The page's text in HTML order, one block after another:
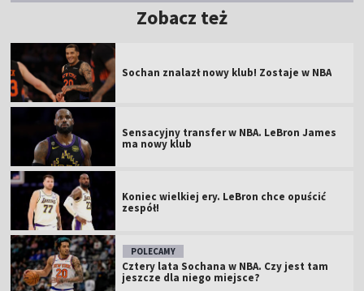
Zobacz też
Sochan znalazł nowy klub! Zostaje w NBA
Sensacyjny transfer w NBA. LeBron James
ma nowy klub
Koniec wielkiej ery. LeBron chce opuścić
zespół!
POLECAMY
Cztery lata Sochana w NBA. Czy jest tam
jeszcze dla niego miejsce?